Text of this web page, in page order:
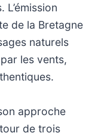
de la Bretagne
naturels
les vents,
approche
de trois